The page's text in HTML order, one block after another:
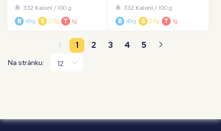
332 Kalorií/ 100 g
B 49g S 27g T 1g
332 Kalorií/ 100 g
B 49g S 27g T 1g
1 2 3 4 5
Na stránku: